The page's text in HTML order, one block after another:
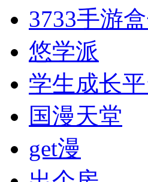
3733手游
悠学派
学生成长
国漫天堂
get漫